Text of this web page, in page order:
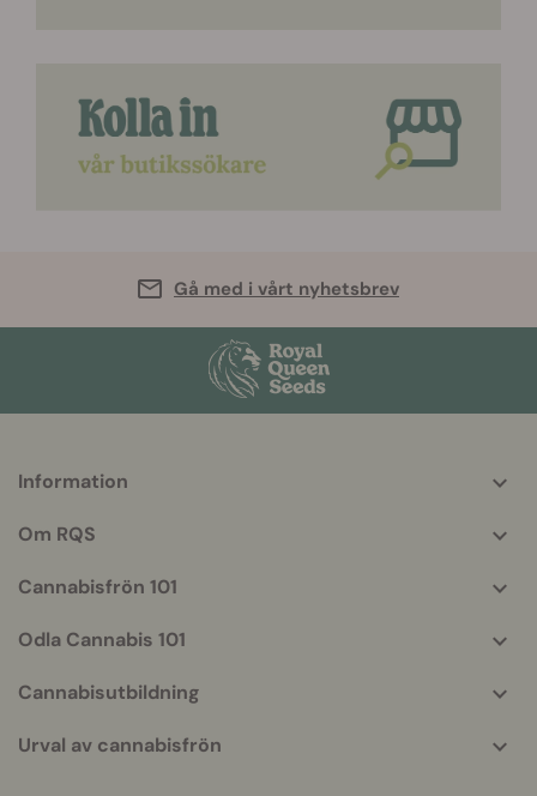
Gå med i vårt nyhetsbrev
More
info
Information
Om RQS
Cannabisfrön 101
Odla Cannabis 101
Cannabisutbildning
Urval av cannabisfrön